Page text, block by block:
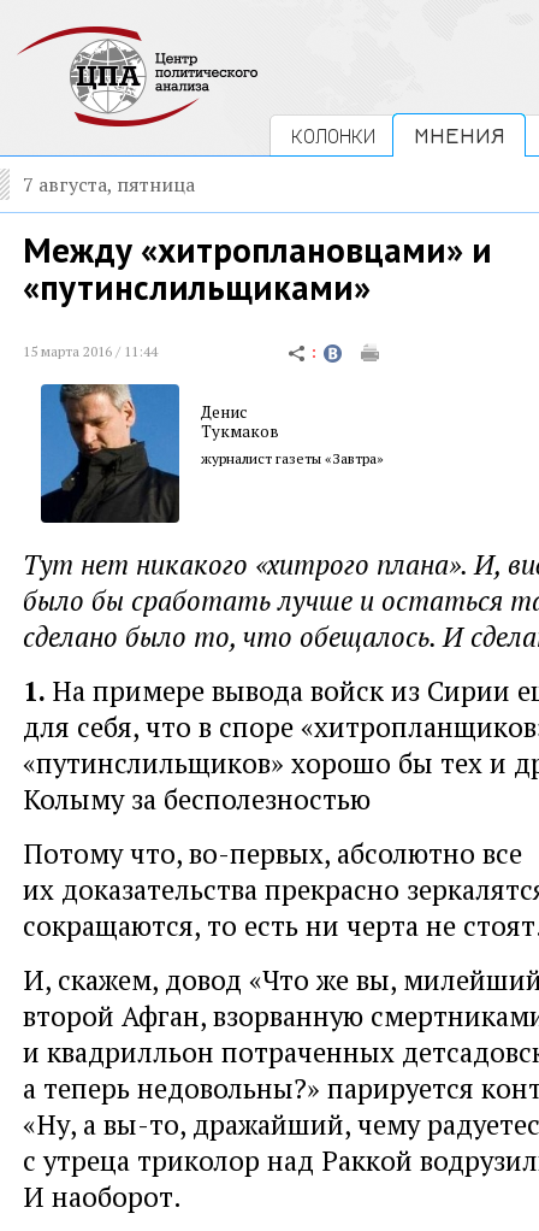
КОЛОНКИ МНЕНИЯ
7 августа, пятница
Между «хитроплановцами» и
«путинслильщиками»
15 марта 2016 / 11:44
Денис
Тукмаков
журналист газеты «Завтра»
Тут нет никакого «хитрого плана». И,
было бы сработать лучше и остаться
сделано было то, что обещалось. И
1. На примере вывода войск из Сирии
для себя, что в споре
«путинслильщиков» хорошо бы тех и
Колыму за бесполезностью
Потому что, во-первых, абсолютно все
их доказательства прекрасно
сокращаются, то есть ни черта не
И, скажем, довод «Что же вы,
второй Афган, взорванную
и квадрилльон потраченных
а теперь недовольны?» парируется
«Ну, а вы-то, дражайший, чему
с утреца триколор над Раккой
И наоборот.